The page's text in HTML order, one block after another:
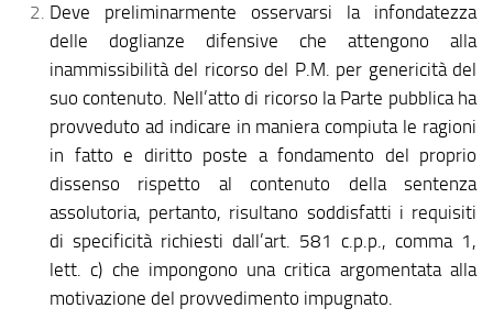
Deve preliminarmente osservarsi la infondatezza
delle doglianze difensive che attengono alla
inammissibilità del ricorso del P.M. per genericità del
suo contenuto. Nell’atto di ricorso la Parte pubblica ha
provveduto ad indicare in maniera compiuta le ragioni
in fatto e diritto poste a fondamento del proprio
dissenso rispetto al contenuto della sentenza
assolutoria, pertanto, risultano soddisfatti i requisiti
di specificità richiesti dall’art. 581 c.p.p., comma 1,
lett. c) che impongono una critica argomentata alla
motivazione del provvedimento impugnato.